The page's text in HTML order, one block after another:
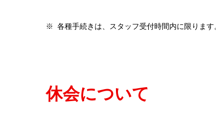
※ 各種手続きは、スタッフ受付時間内に限ります
休会について